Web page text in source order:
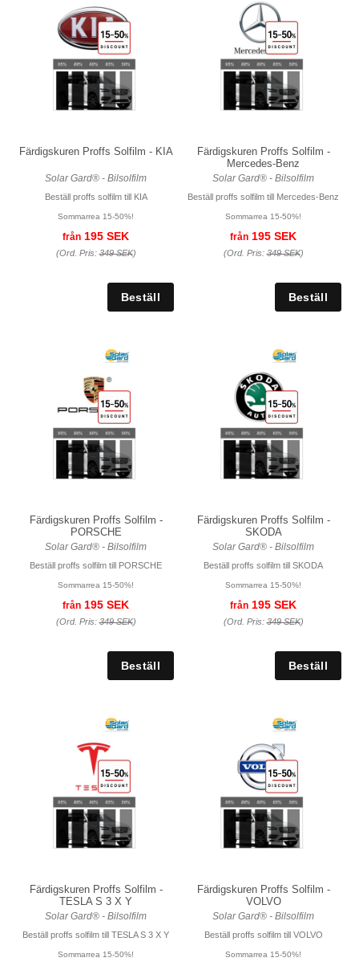
Färdigskuren Proffs Solfilm - KIA
Solar Gard® - Bilsolfilm
Beställ proffs solfilm till KIA
Sommarrea 15-50%!
från 195 SEK
(Ord. Pris:349 SEK)
Färdigskuren Proffs Solfilm -
Mercedes-Benz
Solar Gard® - Bilsolfilm
Beställ proffs solfilm till Mercedes-Benz
Sommarrea 15-50%!
från 195 SEK
(Ord. Pris:349 SEK)
Färdigskuren Proffs Solfilm -
PORSCHE
Solar Gard® - Bilsolfilm
Beställ proffs solfilm till PORSCHE
Sommarrea 15-50%!
från 195 SEK
(Ord. Pris:349 SEK)
Färdigskuren Proffs Solfilm -
SKODA
Solar Gard® - Bilsolfilm
Beställ proffs solfilm till SKODA
Sommarrea 15-50%!
från 195 SEK
(Ord. Pris:349 SEK)
Färdigskuren Proffs Solfilm -
TESLA S 3 X Y
Solar Gard® - Bilsolfilm
Beställ proffs solfilm till TESLA S 3 X Y
Sommarrea 15-50%!
Färdigskuren Proffs Solfilm -
VOLVO
Solar Gard® - Bilsolfilm
Beställ proffs solfilm till VOLVO
Sommarrea 15-50%!